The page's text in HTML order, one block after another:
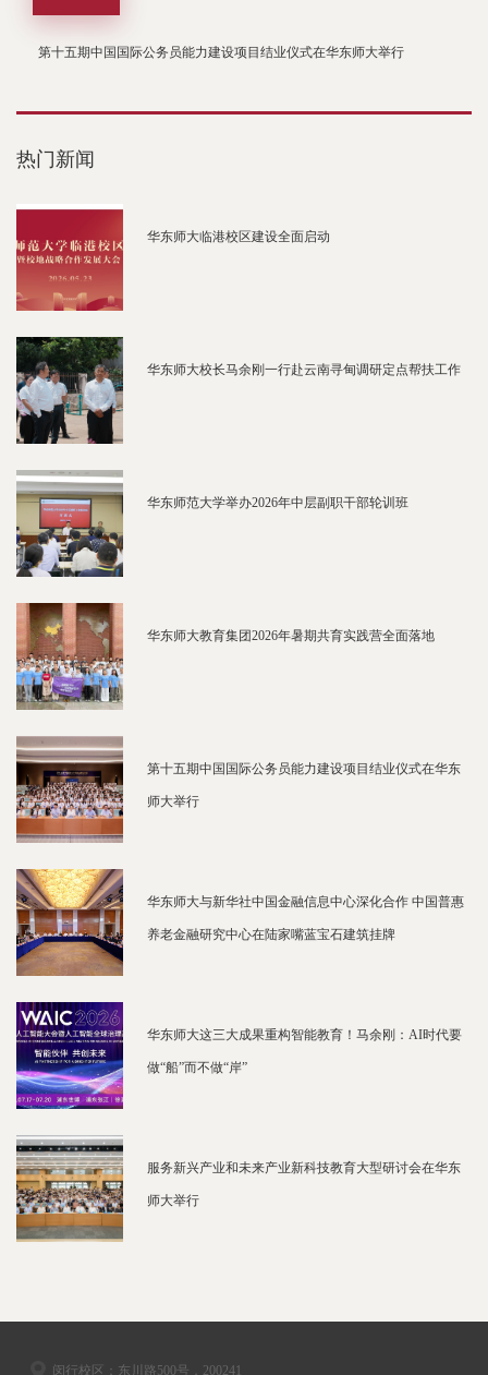
第十五期中国国际公务员能力建设项目结业仪式在华东师大举行
热门新闻
华东师大临港校区建设全面启动
华东师大校长马余刚一行赴云南寻甸调研定点帮扶工作
华东师范大学举办2026年中层副职干部轮训班
华东师大教育集团2026年暑期共育实践营全面落地
第十五期中国国际公务员能力建设项目结业仪式在华东
师大举行
华东师大与新华社中国金融信息中心深化合作 中国普惠
养老金融研究中心在陆家嘴蓝宝石建筑挂牌
华东师大这三大成果重构智能教育！马余刚：AI时代要
做“船”而不做“岸”
服务新兴产业和未来产业新科技教育大型研讨会在华东
师大举行
闵行校区：东川路500号，200241